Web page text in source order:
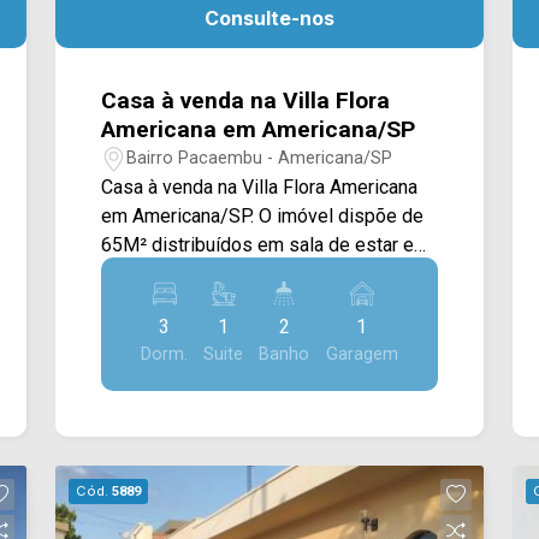
Consulte-nos
Casa à venda na Villa Flora
Americana em Americana/SP
Bairro Pacaembu - Americana/SP
Casa à venda na Villa Flora Americana
em Americana/SP. O imóvel dispõe de
65M² distribuídos em sala de estar e
de jantar integradas, cozinha planejada
e quintal integrado com a área de
serviço. > 03 dormitórios, sendo 01
suíte; > 02 banheiros, sendo 01 social; >
01 vagas de garagem. Localizado em
restaurantes e entre outros e conta com
fácil acesso ao Centro d a cidade Entre
em contato com a nossa equipe e
3
Dorm.
1
Suite
2
Banho
1
Garagem
Cód. 5889